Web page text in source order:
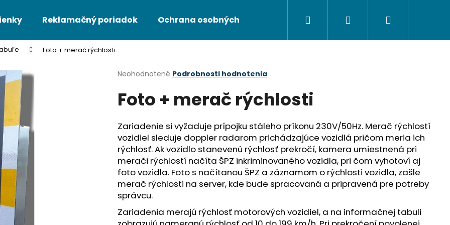
Reklamačný poriadok Ochrana osobných údajov Napíšte nám
Hľadať PrihlásenieNákupný
Foto + merač rýchlosti
Priemerné
produktu
je
z
5
hviezdičiek.
Neohodnotené Podrobnosti hodnotenia
Foto + merač rýchlosti
Zariadenie si vyžaduje prípojku stáleho príkonu 230V/50Hz. Merač rýchlostí
vozidiel sleduje doppler radarom prichádzajúce vozidlá pričom meria ich
rýchlosť. Ak vozidlo stanevenú rýchlosť prekročí, kamera umiestnená pri
merači rýchlostí načíta ŠPZ inkriminovaného vozidla, pri čom vyhotoví aj
foto vozidla. Foto s načítanou ŠPZ a záznamom o rýchlosti vozidla, zašle
merač rýchlosti na server, kde bude spracovaná a pripravená pre potreby
správcu.
Zariadenia merajú rýchlosť motorových vozidiel, a na informačnej tabuli
Čo potrebujete nájsť?
HĽADAŤ
Nasledujúce